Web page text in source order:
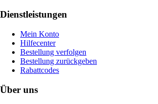
Dienstleistungen
Mein Konto
Hilfecenter
Bestellung verfolgen
Bestellung zurückgeben
Rabattcodes
Über uns